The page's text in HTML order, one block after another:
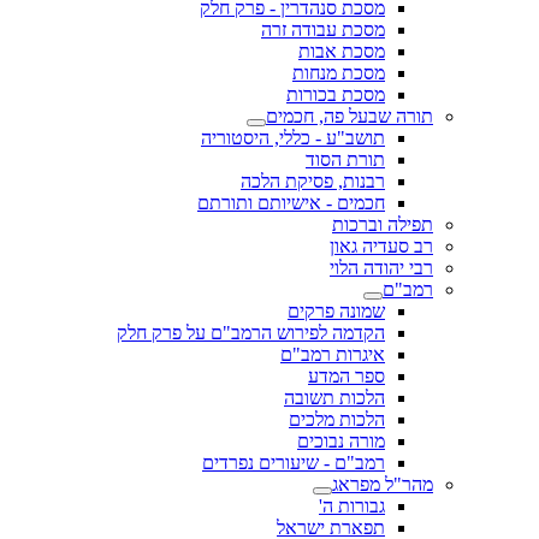
מסכת סנהדרין - פרק חלק
מסכת עבודה זרה
מסכת אבות
מסכת מנחות
מסכת בכורות
תורה שבעל פה, חכמים
תושב"ע - כללי, היסטוריה
תורת הסוד
רבנות, פסיקת הלכה
חכמים - אישיותם ותורתם
תפילה וברכות
רב סעדיה גאון
רבי יהודה הלוי
רמב"ם
שמונה פרקים
הקדמה לפירוש הרמב"ם על פרק חלק
איגרות רמב"ם
ספר המדע
הלכות תשובה
הלכות מלכים
מורה נבוכים
רמב"ם - שיעורים נפרדים
מהר"ל מפראג
גבורות ה'
תפארת ישראל